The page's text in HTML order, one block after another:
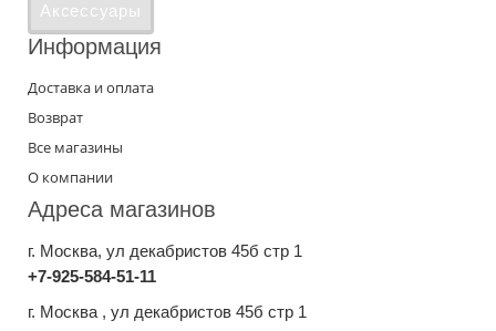
Аксессуары
Информация
Доставка и оплата
Возврат
Все магазины
О компании
Адреса магазинов
г. Москва, ул декабристов 45б стр 1
+7-925-584-51-11
г. Москва , ул декабристов 45б стр 1